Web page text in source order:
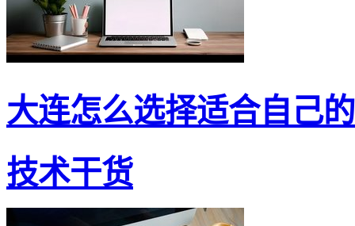
大连怎么选择适合自己
技术干货